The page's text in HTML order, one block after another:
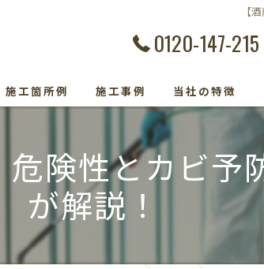
【
0120-147-215
施工箇所例 施工事例 当社の特徴
防カビ
カビ取り専門
危険性とカビ
が解説！